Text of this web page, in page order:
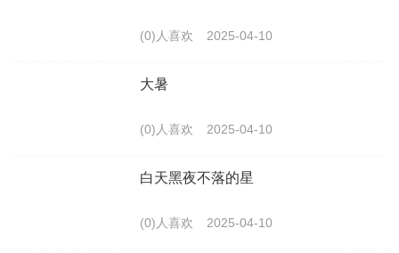
(0)人喜欢 2025-04-10
大暑
(0)人喜欢 2025-04-10
白天黑夜不落的星
(0)人喜欢 2025-04-10